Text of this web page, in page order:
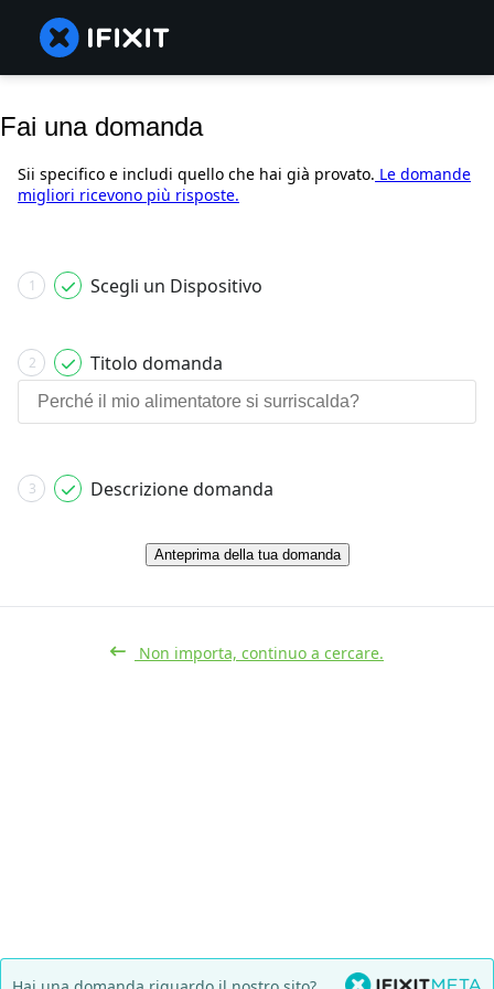
Fai una domanda
Sii specifico e includi quello che hai già provato. Le domande
migliori ricevono più risposte.
1 Scegli un Dispositivo
2 Titolo domanda
3 Descrizione domanda
Anteprima della tua domanda
Non importa, continuo a cercare.